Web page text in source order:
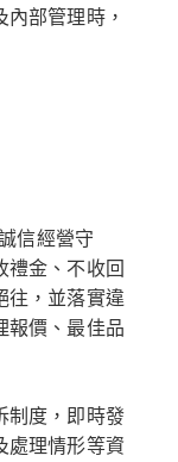
部管理時，
信經營守
禮金、不收回
往，並落實違
報價、最佳品
制度，即時發
處理情形等資